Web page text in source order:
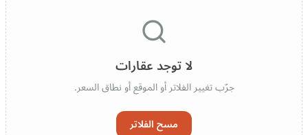
لا توجد عقارات
جرّب تغيير الفلاتر أو الموقع أو نطاق السعر.
مسح الفلاتر